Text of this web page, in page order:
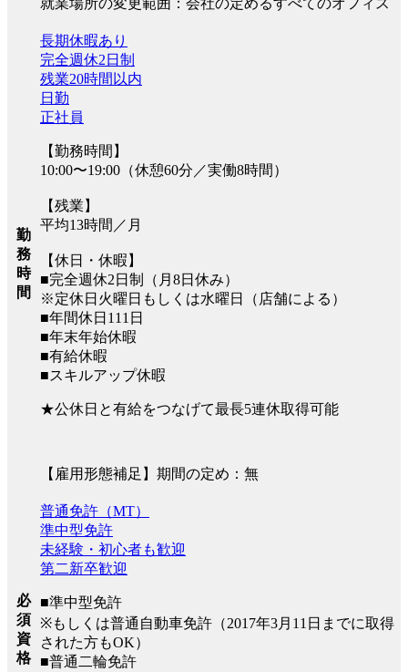
就業場所の変更範囲：会社の定めるすべてのオフィス
勤
務
時
間
長期休暇あり
完全週休2日制
残業20時間以内
日勤
正社員
【勤務時間】
10:00〜19:00（休憩60分／実働8時間）
【残業】
平均13時間／月
【休日・休暇】
■完全週休2日制（月8日休み）
※定休日火曜日もしくは水曜日（店舗による）
■年間休日111日
■年末年始休暇
■有給休暇
■スキルアップ休暇
★公休日と有給をつなげて最長5連休取得可能
【雇用形態補足】期間の定め：無
必
須
資
格
普通免許（MT）
準中型免許
未経験・初心者も歓迎
第二新卒歓迎
■準中型免許
※もしくは普通自動車免許（2017年3月11日までに取得
された方もOK）
■普通二輪免許